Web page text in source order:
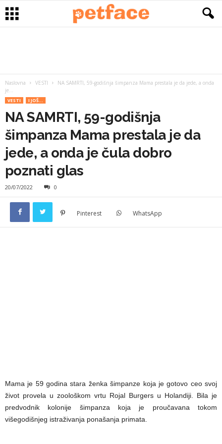
Naslovna VESTI
NA SAMRTI, 59-godišnja šimpanza Mama prestala je da jede, a onda
je...
VESTI I JOŠ...
NA SAMRTI, 59-godišnja
šimpanza Mama prestala je da
jede, a onda je čula dobro
poznati glas
20/07/2022 0
Pinterest WhatsApp
Mama je 59 godina stara ženka šimpanze koja je gotovo ceo svoj
život provela u zoološkom vrtu Rojal Burgers u Holandiji. Bila je
predvodnik kolonije šimpanza koja je proučavana tokom
višegodišnjeg istraživanja ponašanja primata.